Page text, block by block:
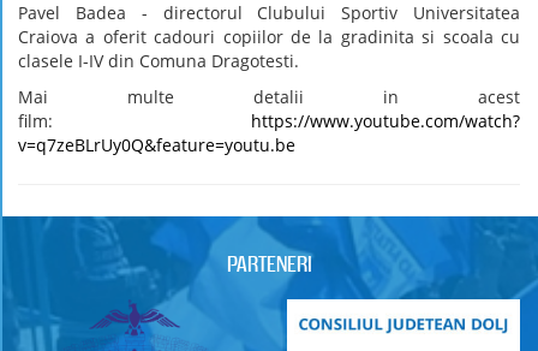
Pavel Badea - directorul Clubului Sportiv Universitatea
Craiova a oferit cadouri copiilor de la gradinita si scoala cu
clasele I-IV din Comuna Dragotesti.
Mai multe detalii in acest
film: https://www.youtube.com/watch?
v=q7zeBLrUy0Q&feature=youtu.be
PARTENERI